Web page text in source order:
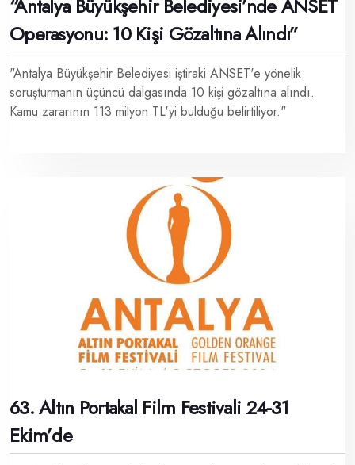
“Antalya Büyükşehir Belediyesi’nde ANSET
Operasyonu: 10 Kişi Gözaltına Alındı”
"Antalya Büyükşehir Belediyesi iştiraki ANSET'e yönelik
soruşturmanın üçüncü dalgasında 10 kişi gözaltına alındı.
Kamu zararının 113 milyon TL'yi bulduğu belirtiliyor."
63. Altın Portakal Film Festivali 24-31
Ekim’de